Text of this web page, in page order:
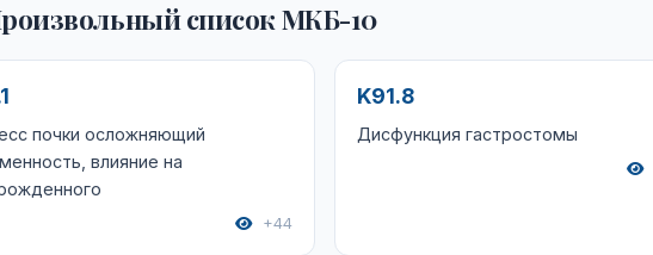
список МКБ-10
почки осложняющий
влияние на
+44
K91.8
Дисфункция гастростомы